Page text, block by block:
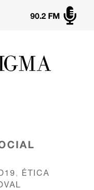

90.2 FM
,
ÉTICA